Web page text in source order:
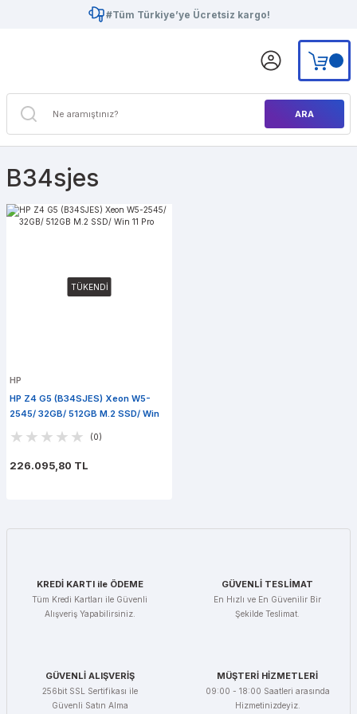
#Tüm Türkiye’ye Ücretsiz kargo!
ARA
B34sjes
TÜKENDİ
HP
HP Z4 G5 (B34SJES) Xeon W5-
2545/ 32GB/ 512GB M.2 SSD/ Win
(0)
226.095,80 TL
KREDİ KARTI ile ÖDEME
Tüm Kredi Kartları ile Güvenli
Alışveriş Yapabilirsiniz.
GÜVENLİ TESLİMAT
En Hızlı ve En Güvenilir Bir
Şekilde Teslimat.
GÜVENLİ ALIŞVERİŞ
256bit SSL Sertifikası ile
Güvenli Satın Alma
MÜŞTERİ HİZMETLERİ
09:00 - 18:00 Saatleri arasında
Hizmetinizdeyiz.